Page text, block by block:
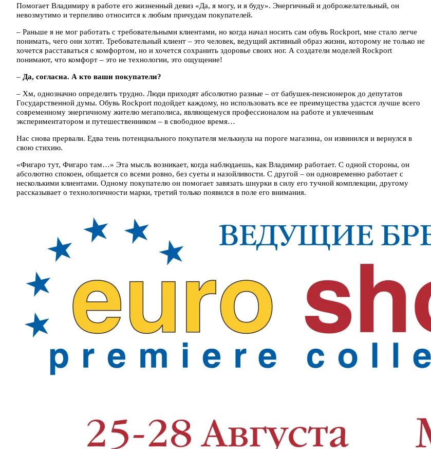
Помогает Владимиру в работе его жизненный девиз «Да, я могу, и я буду». Энергичный и доброжелательный, он
невозмутимо и терпеливо относится к любым причудам покупателей.
– Раньше я не мог работать с требовательными клиентами, но когда начал носить сам обувь Rockport, мне стало легче
понимать, чего они хотят. Требовательный клиент – это человек, ведущий активный образ жизни, которому не только не
хочется расставаться с комфортом, но и хочется сохранить здоровье своих ног. А создатели моделей Rockport
понимают, что комфорт – это не технологии, это ощущение!
– Да, согласна. А кто ваши покупатели?
– Хм, однозначно определить трудно. Люди приходят абсолютно разные – от бабушек-пенсионерок до депутатов
Государственной думы. Обувь Rockport подойдет каждому, но использовать все ее преимущества удастся лучше всего
современному энергичному жителю мегаполиса, являющемуся профессионалом на работе и увлеченным
экспериментатором и путешественником – в свободное время…
Нас снова прервали. Едва тень потенциального покупателя мелькнула на пороге магазина, он извинился и вернулся в
свою стихию.
«Фигаро тут, Фигаро там…» Эта мысль возникает, когда наблюдаешь, как Владимир работает. С одной стороны, он
абсолютно спокоен, общается со всеми ровно, без суеты и назойливости. С другой – он одновременно работает с
несколькими клиентами. Одному покупателю он помогает завязать шнурки в силу его тучной комплекции, другому
рассказывает о технологичности марки, третий только появился в поле его внимания.